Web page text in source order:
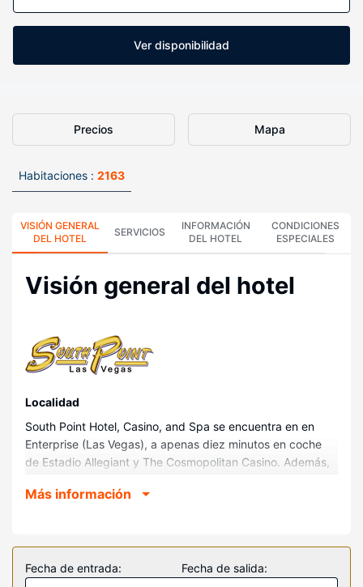
Ver disponibilidad
Precios Mapa
Habitaciones : 2163
VISIÓN GENERAL
DEL HOTEL
SERVICIOS
INFORMACIÓN
DEL HOTEL
CONDICIONES
ESPECIALES
Visión general del hotel
Localidad
South Point Hotel, Casino, and Spa se encuentra en en
Enterprise (Las Vegas), a apenas diez minutos en coche
de Estadio Allegiant y The Cosmopolitan Casino. Además,
Estadio T-Mobile Arena y a 11,9 km de Casino MGM Grand
Te sentirás como en tu propia casa en cualquiera de las
2163 habitaciones con estación de conexión para iPod y
Más información
Fecha de entrada: Fecha de salida: